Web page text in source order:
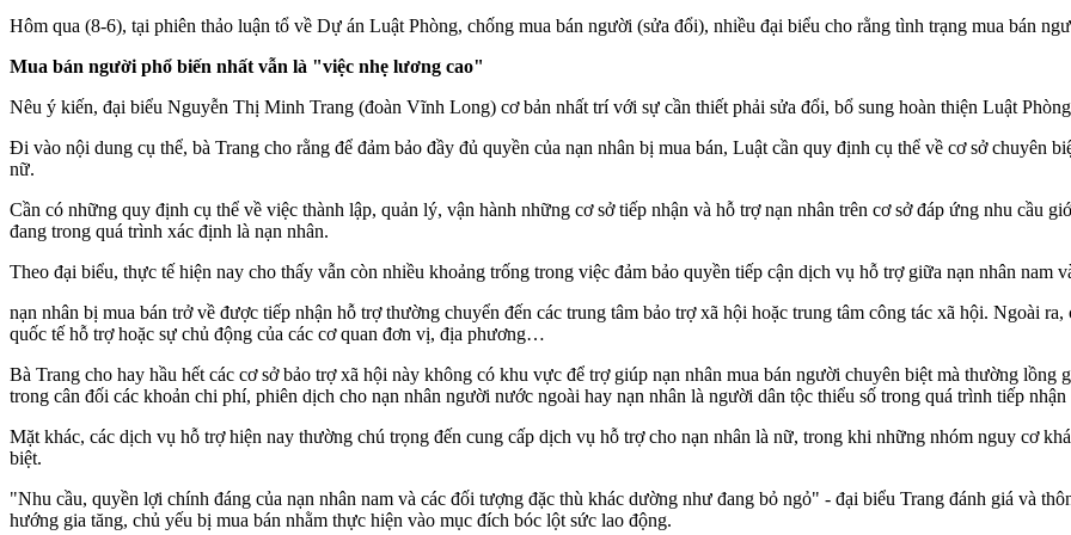
Hôm qua (8-6), tại phiên thảo luận tổ về Dự án Luật Phòng, chống mua bán người (sửa đổi), nhiều đại biểu cho rằng tình trạng mua bán
Mua bán người phổ biến nhất vẫn là "việc nhẹ lương cao"
Nêu ý kiến, đại biểu Nguyễn Thị Minh Trang (đoàn Vĩnh Long) cơ bản nhất trí với sự cần thiết phải sửa đổi, bổ sung hoàn thiện Luật
Đi vào nội dung cụ thể, bà Trang cho rằng để đảm bảo đầy đủ quyền của nạn nhân bị mua bán, Luật cần quy định cụ thể về cơ sở chuyên
nữ.
Cần có những quy định cụ thể về việc thành lập, quản lý, vận hành những cơ sở tiếp nhận và hỗ trợ nạn nhân trên cơ sở đáp ứng nhu cầu
đang trong quá trình xác định là nạn nhân.
Theo đại biểu, thực tế hiện nay cho thấy vẫn còn nhiều khoảng trống trong việc đảm bảo quyền tiếp cận dịch vụ hỗ trợ giữa nạn nhân nam
nạn nhân bị mua bán trở về được tiếp nhận hỗ trợ thường chuyển đến các trung tâm bảo trợ xã hội hoặc trung tâm công tác xã hội. Ngoài
quốc tế hỗ trợ hoặc sự chủ động của các cơ quan đơn vị, địa phương…
Bà Trang cho hay hầu hết các cơ sở bảo trợ xã hội này không có khu vực để trợ giúp nạn nhân mua bán người chuyên biệt mà thường
trong cân đối các khoản chi phí, phiên dịch cho nạn nhân người nước ngoài hay nạn nhân là người dân tộc thiểu số trong quá trình tiếp
Mặt khác, các dịch vụ hỗ trợ hiện nay thường chú trọng đến cung cấp dịch vụ hỗ trợ cho nạn nhân là nữ, trong khi những nhóm nguy cơ
biệt.
"Nhu cầu, quyền lợi chính đáng của nạn nhân nam và các đối tượng đặc thù khác dường như đang bỏ ngỏ" - đại biểu Trang đánh giá và
hướng gia tăng, chủ yếu bị mua bán nhằm thực hiện vào mục đích bó‌c lộ‌t sức lao động.